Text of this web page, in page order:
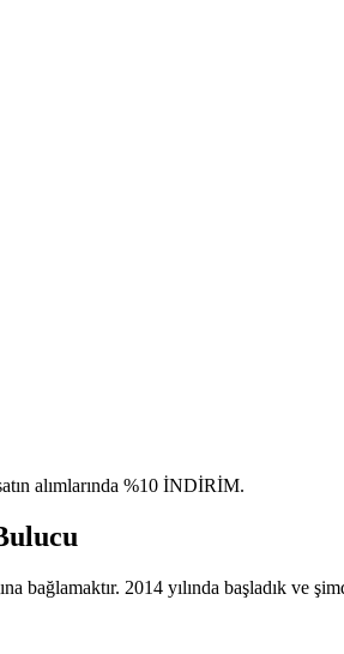
alımlarında %10 İNDİRİM.
bağlamaktır. 2014 yılında başladık ve